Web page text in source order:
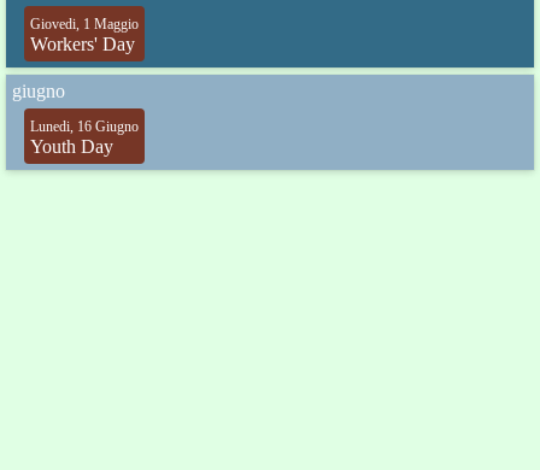
Giovedi, 1 Maggio
Workers' Day
giugno
Lunedi, 16 Giugno
Youth Day